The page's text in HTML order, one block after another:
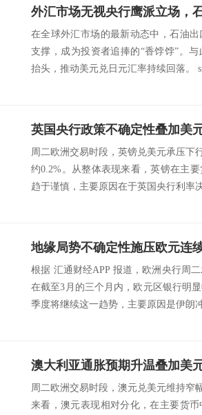
外汇市场无视央行鹰派立场，
在全球外汇市场的最新动态中，石油
支撑，成为投资者追捧的“香饽饽”。
抬头，推动美元兑日元汇率持续回落。
周二欧洲交易时段，英镑兑美元承压下
约0.2%。从整体表现来看，英镑在主
趋于谨慎，主要原因在于英国央行利率
地缘局势不确定性施压欧元连
根据 汇通财经APP 报道，欧洲央行周
在截至3月的三个月内，欧元区银行明
季度将继续这一趋势，主要原因是伊朗
周二欧洲交易时段，澳元兑美元维持窄
来看，澳元表现相对分化，在主要货